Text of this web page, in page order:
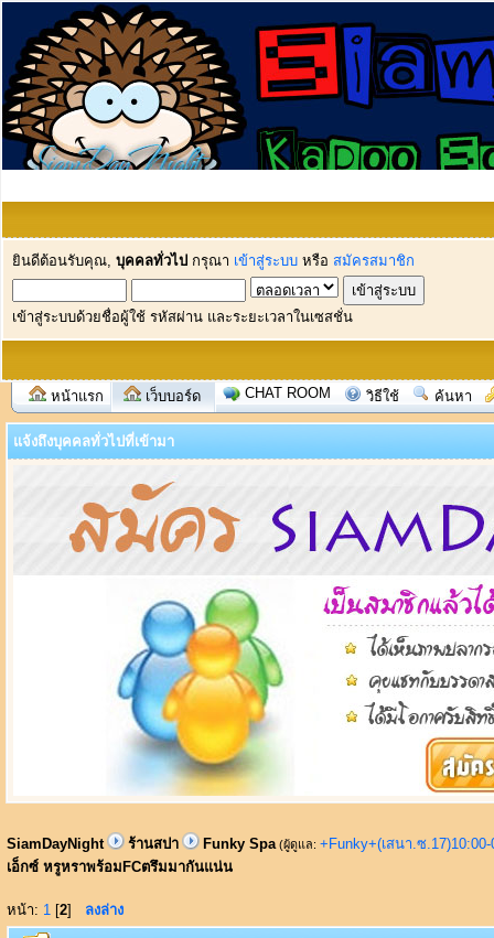
ยินดีต้อนรับคุณ, บุคคลทั่วไป กรุณา เข้าสู่ระบบ หรือ สมัครสมาชิก
เข้าสู่ระบบด้วยชื่อผู้ใช้ รหัสผ่าน และระยะเวลาในเซสชั่น
หน้าแรก เว็บบอร์ด CHAT ROOM วิธีใช้ ค้นหา
แจ้งถึงบุคคลทั่วไปที่เข้ามา
SiamDayNight ร้านสปา Funky Spa (ผู้ดูแล: +Funky+(เสนา.ซ
เอ็กซ์ หรูหราพร้อมFCตรึมมากันแน่น
หน้า: 1 [2] ลงล่าง